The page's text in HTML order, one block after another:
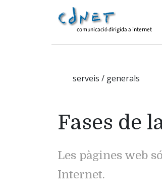
serveis / generals
Fases de
Les pàgines web
Internet.